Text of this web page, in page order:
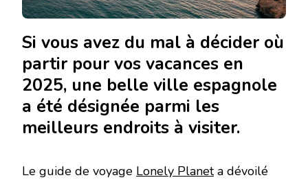
Si vous avez du mal à décider où
partir pour vos vacances en
2025, une belle ville espagnole
a été désignée parmi les
meilleurs endroits à visiter.
Le guide de voyage Lonely Planeta dévoilé